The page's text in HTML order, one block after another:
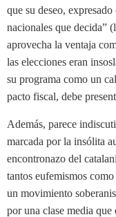
que su deseo,
nacionales que decida”
aprovecha la ventaja
las elecciones eran
su programa como un
pacto fiscal, debe
Además, parece
marcada por la insólita
encontronazo del
tantos eufemismos
un movimiento
por una clase media